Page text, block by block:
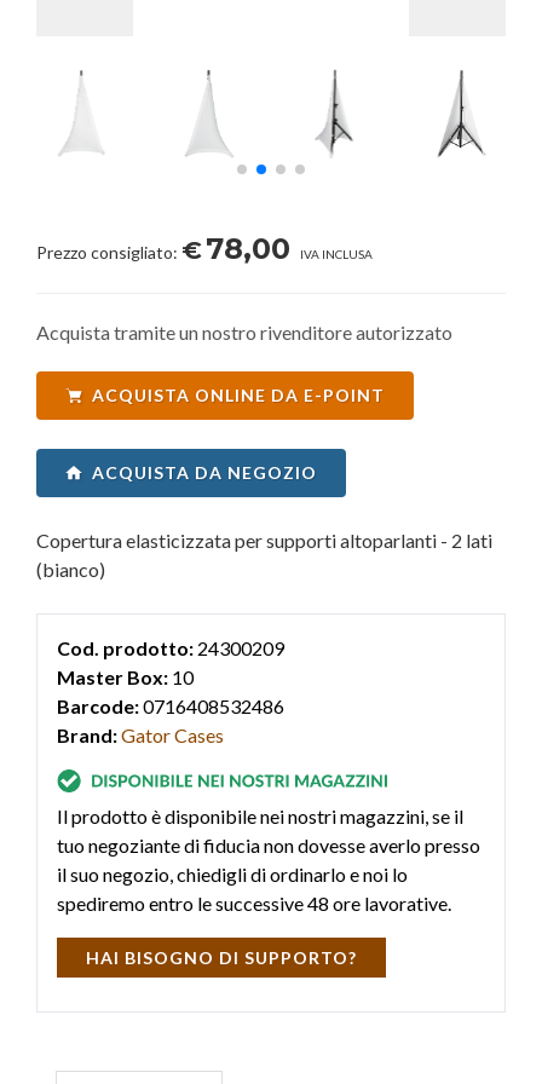
Prezzo consigliato: €78,00 IVA INCLUSA
Acquista tramite un nostro rivenditore autorizzato
ACQUISTA ONLINE DA E-POINT
ACQUISTA DA NEGOZIO
Copertura elasticizzata per supporti altoparlanti - 2 lati
(bianco)
Cod. prodotto: 24300209
Master Box: 10
Barcode:0716408532486
Brand:Gator Cases
Il prodotto è disponibile nei nostri magazzini, se il
tuo negoziante di fiducia non dovesse averlo presso
il suo negozio, chiedigli di ordinarlo e noi lo
spediremo entro le successive 48 ore lavorative.
HAI BISOGNO DI SUPPORTO?